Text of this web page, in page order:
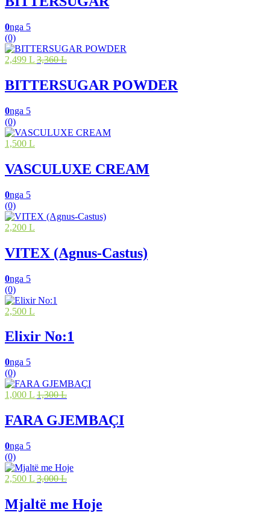
0nga 5
(0)
2,499 L 3,360 L
BITTERSUGAR POWDER
0nga 5
(0)
1,500 L
VASCULUXE CREAM
0nga 5
(0)
2,200 L
VITEX (Agnus-Castus)
0nga 5
(0)
2,500 L
Elixir No:1
0nga 5
(0)
1,000 L 1,300 L
FARA GJEMBAÇI
0nga 5
(0)
2,500 L 3,000 L
Mjaltë me Hoje